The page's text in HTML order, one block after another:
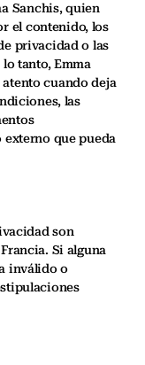
Sanchis, quien
el contenido, los
privacidad o las
tanto, Emma
cuando deja
las
que pueda
son
Si alguna
inválido o